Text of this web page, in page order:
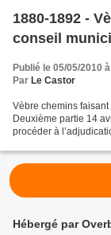
1880-1892 -
conseil
Publié le 05/05/2010
Par Le Castor
Vèbre chemins
Deuxième partie 14
procéder à
Hébergé par